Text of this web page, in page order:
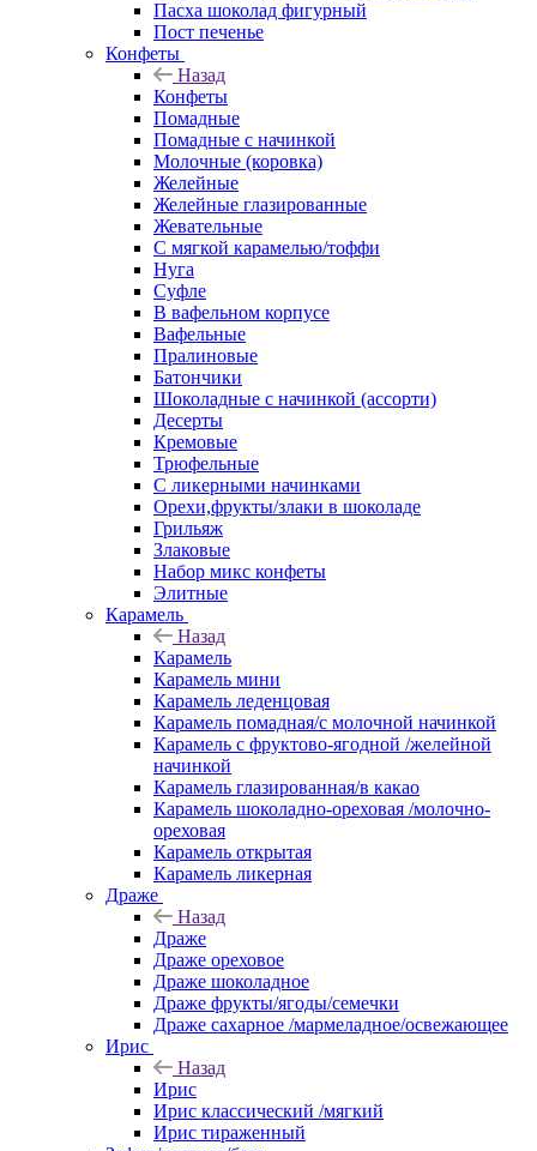
Пасха шоколад фигурный
Пост печенье
Конфеты
Назад
Конфеты
Помадные
Помадные с начинкой
Молочные (коровка)
Желейные
Желейные глазированные
Жевательные
С мягкой карамелью/тоффи
Нуга
Суфле
В вафельном корпусе
Вафельные
Пралиновые
Батончики
Шоколадные с начинкой (ассорти)
Десерты
Кремовые
Трюфельные
С ликерными начинками
Орехи,фрукты/злаки в шоколаде
Грильяж
Злаковые
Набор микс конфеты
Элитные
Карамель
Назад
Карамель
Карамель мини
Карамель леденцовая
Карамель помадная/с молочной начинкой
Карамель с фруктово-ягодной /желейной
начинкой
Карамель глазированная/в какао
Карамель шоколадно-ореховая /молочно-
ореховая
Карамель открытая
Карамель ликерная
Драже
Назад
Драже
Драже ореховое
Драже шоколадное
Драже фрукты/ягоды/семечки
Драже сахарное /мармеладное/освежающее
Ирис
Назад
Ирис
Ирис классический /мягкий
Ирис тираженный